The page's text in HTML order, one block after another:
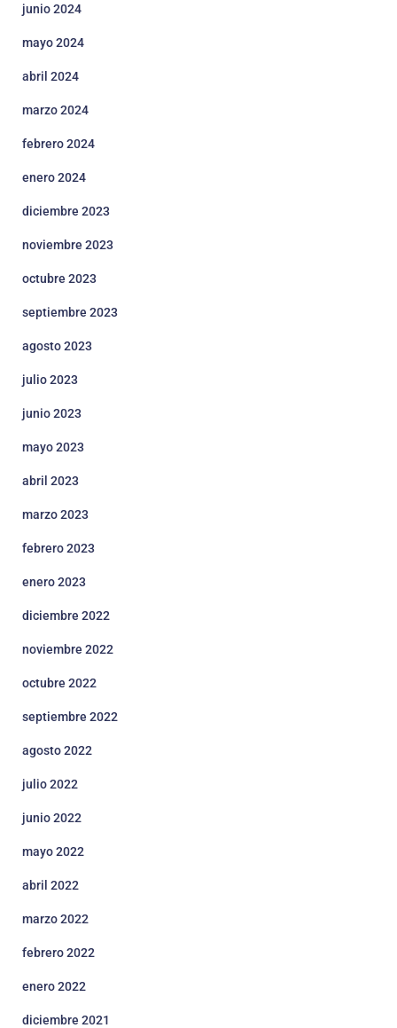
junio 2024
mayo 2024
abril 2024
marzo 2024
febrero 2024
enero 2024
diciembre 2023
noviembre 2023
octubre 2023
septiembre 2023
agosto 2023
julio 2023
junio 2023
mayo 2023
abril 2023
marzo 2023
febrero 2023
enero 2023
diciembre 2022
noviembre 2022
octubre 2022
septiembre 2022
agosto 2022
julio 2022
junio 2022
mayo 2022
abril 2022
marzo 2022
febrero 2022
enero 2022
diciembre 2021